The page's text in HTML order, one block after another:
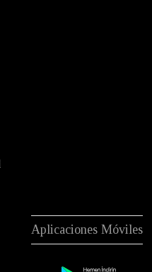
Aplicaciones Móviles